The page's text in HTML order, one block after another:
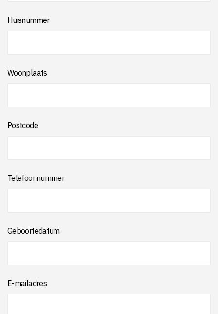
Huisnummer
Woonplaats
Postcode
Telefoonnummer
Geboortedatum
E-mailadres